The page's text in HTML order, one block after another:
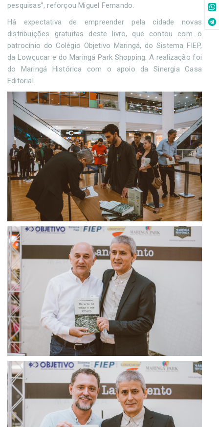
pesquisas”, reforçou Miguel Fernando.
Há expectativa de empreender pela cidade novas
distribuições gratuitas deste livro, que contou com o
patrocínio do Colégio Objetivo Maringá, do Sistema FIEP,
da Lowçucar e do Maringá Park Shopping. A realização foi
do Maringá Histórica com o apoio da Sinergia Casa
Editorial.